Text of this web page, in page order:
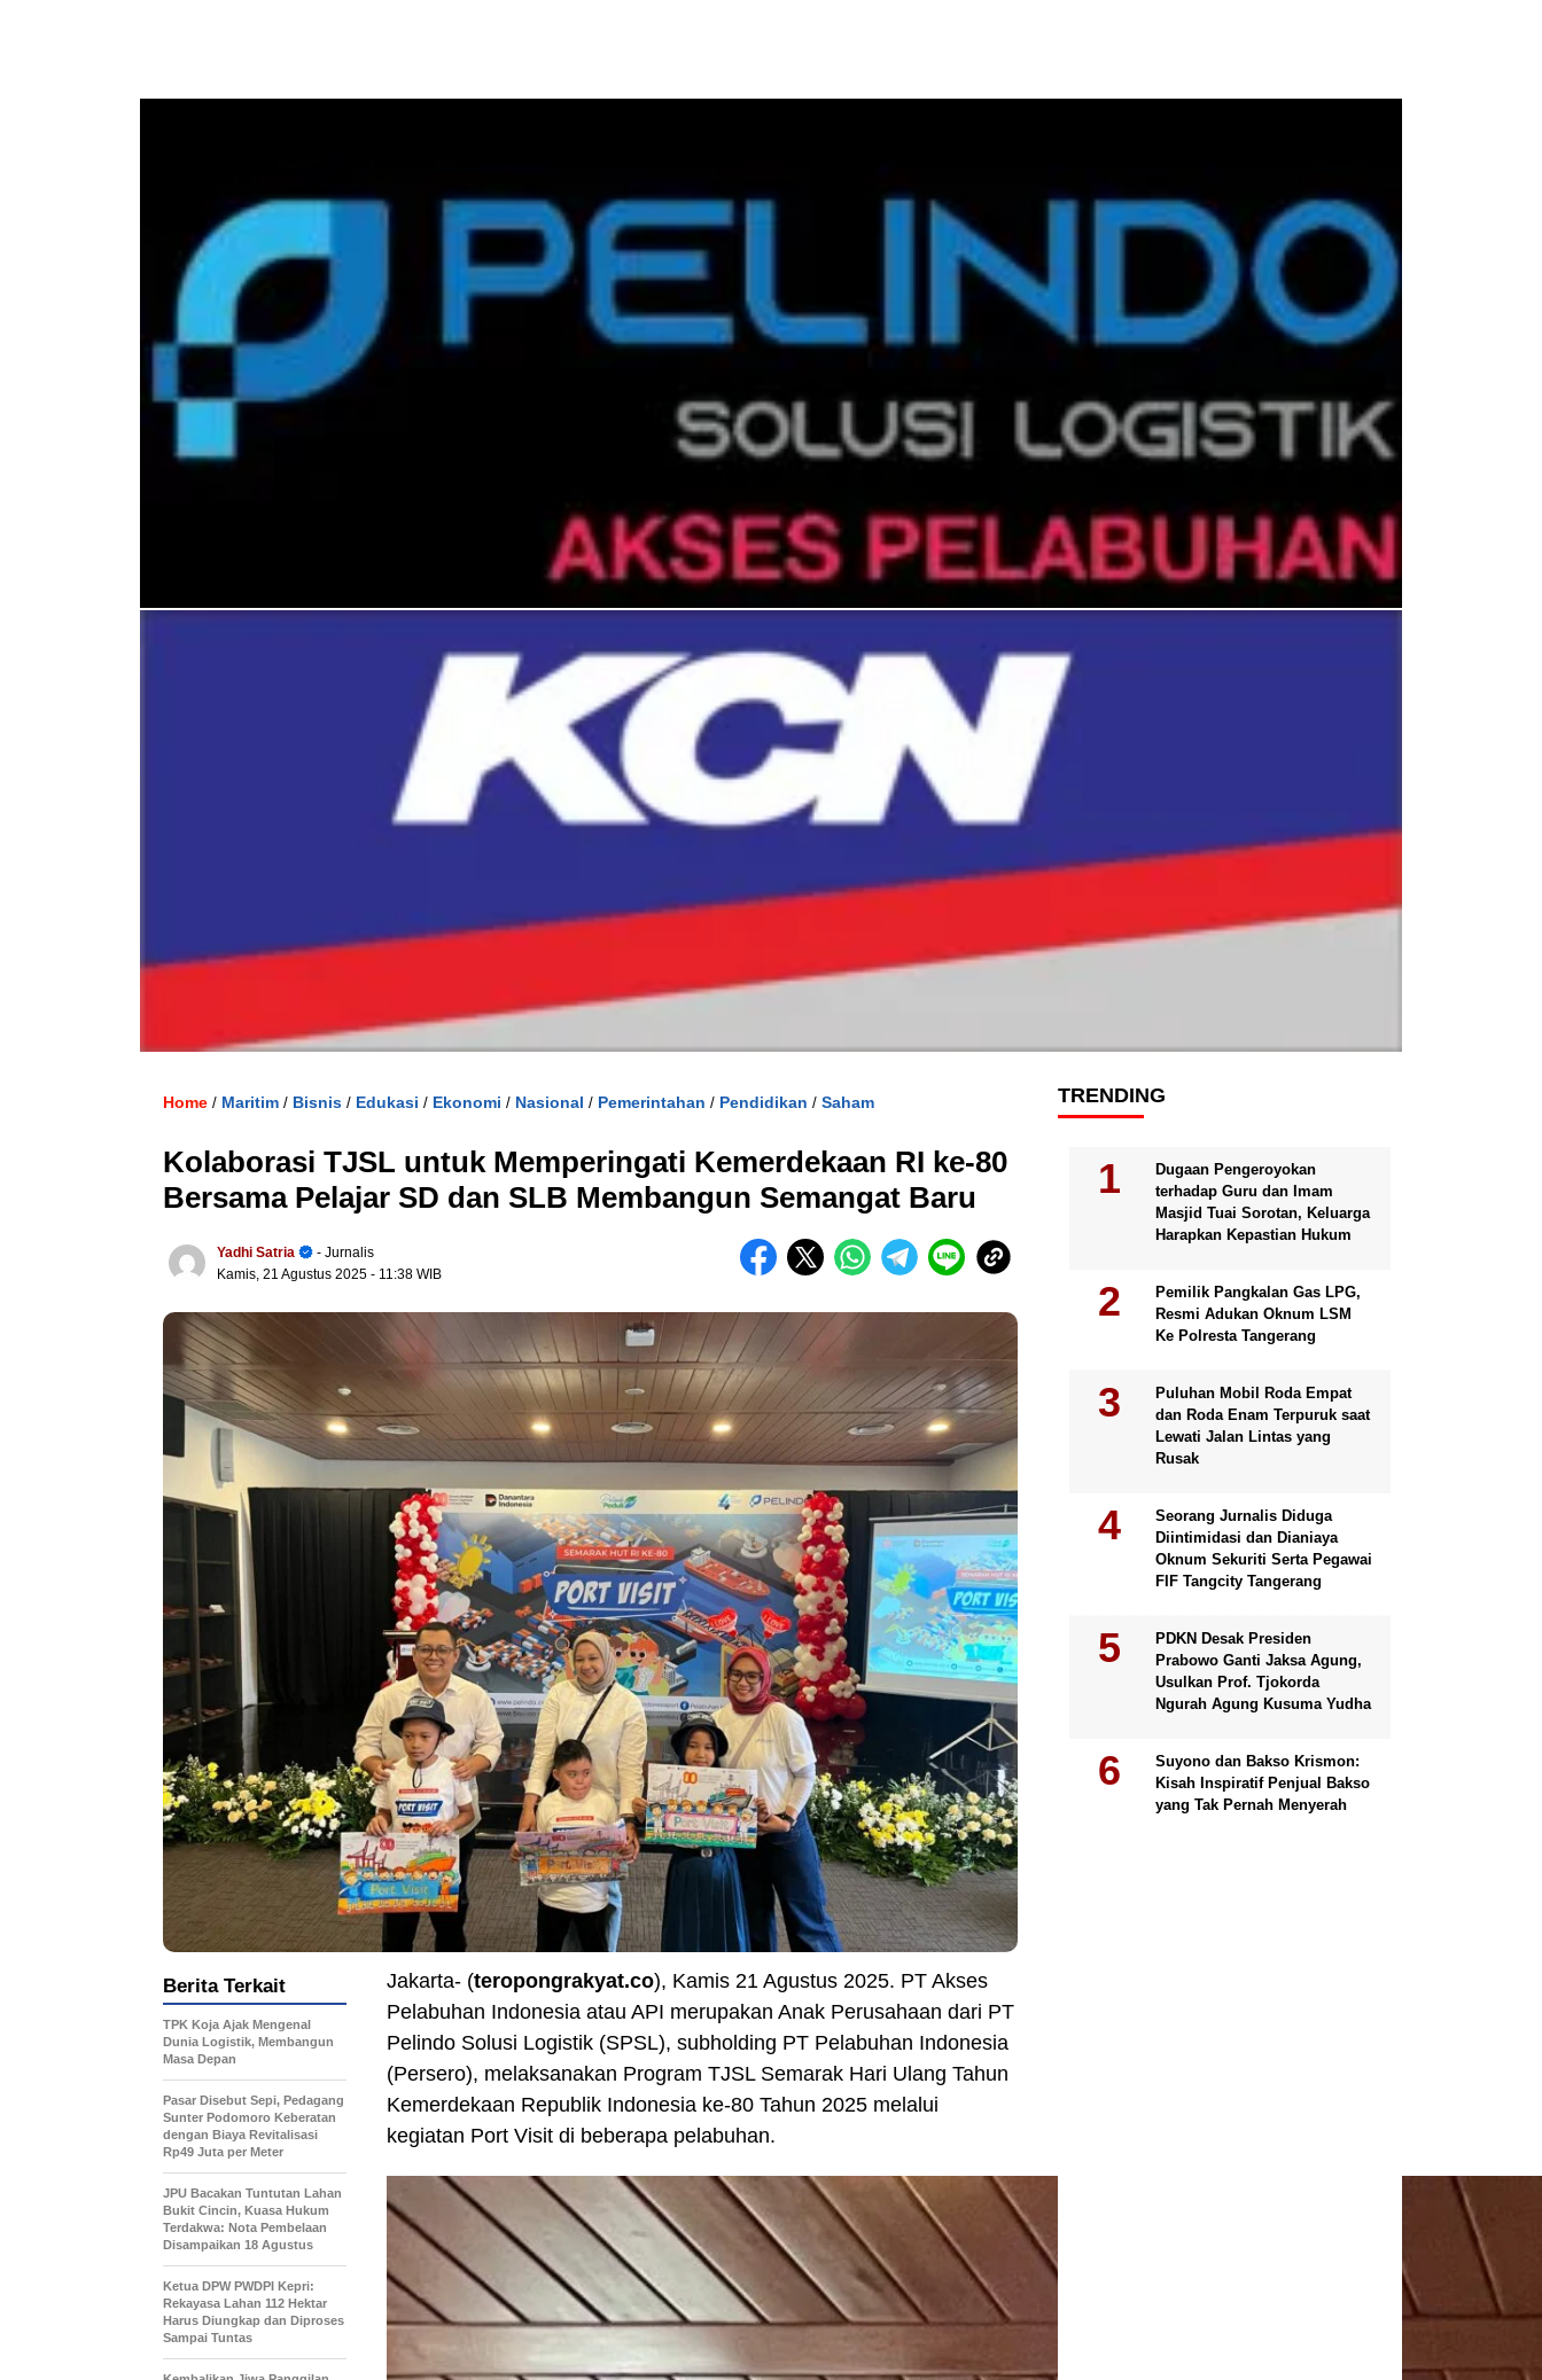
Home / Maritim / Bisnis / Edukasi / Ekonomi / Nasional / Pemerintahan / Pendidikan / Saham
Kolaborasi TJSL untuk Memperingati Kemerdekaan RI ke-80
Bersama Pelajar SD dan SLB Membangun Semangat Baru
Yadhi Satria
- Jurnalis
Kamis, 21 Agustus 2025 - 11:38 WIB
Jakarta- (teropongrakyat.co), Kamis 21 Agustus 2025. PT Akses
Pelabuhan Indonesia atau API merupakan Anak Perusahaan dari PT
Pelindo Solusi Logistik (SPSL), subholding PT Pelabuhan Indonesia
(Persero), melaksanakan Program TJSL Semarak Hari Ulang Tahun
Kemerdekaan Republik Indonesia ke-80 Tahun 2025 melalui
kegiatan Port Visit di beberapa pelabuhan.
Berita Terkait
TPK Koja Ajak Mengenal
Dunia Logistik, Membangun
Masa Depan
Pasar Disebut Sepi, Pedagang
Sunter Podomoro Keberatan
dengan Biaya Revitalisasi
Rp49 Juta per Meter
JPU Bacakan Tuntutan Lahan
Bukit Cincin, Kuasa Hukum
Terdakwa: Nota Pembelaan
Disampaikan 18 Agustus
Ketua DPW PWDPI Kepri:
Rekayasa Lahan 112 Hektar
Harus Diungkap dan Diproses
Sampai Tuntas
TRENDING
Dugaan Pengeroyokan
terhadap Guru dan Imam
Masjid Tuai Sorotan, Keluarga
Harapkan Kepastian Hukum
Pemilik Pangkalan Gas LPG,
Resmi Adukan Oknum LSM
Ke Polresta Tangerang
Puluhan Mobil Roda Empat
dan Roda Enam Terpuruk saat
Lewati Jalan Lintas yang
Rusak
Seorang Jurnalis Diduga
Diintimidasi dan Dianiaya
Oknum Sekuriti Serta Pegawai
FIF Tangcity Tangerang
PDKN Desak Presiden
Prabowo Ganti Jaksa Agung,
Usulkan Prof. Tjokorda
Ngurah Agung Kusuma Yudha
Suyono dan Bakso Krismon:
Kisah Inspiratif Penjual Bakso
yang Tak Pernah Menyerah